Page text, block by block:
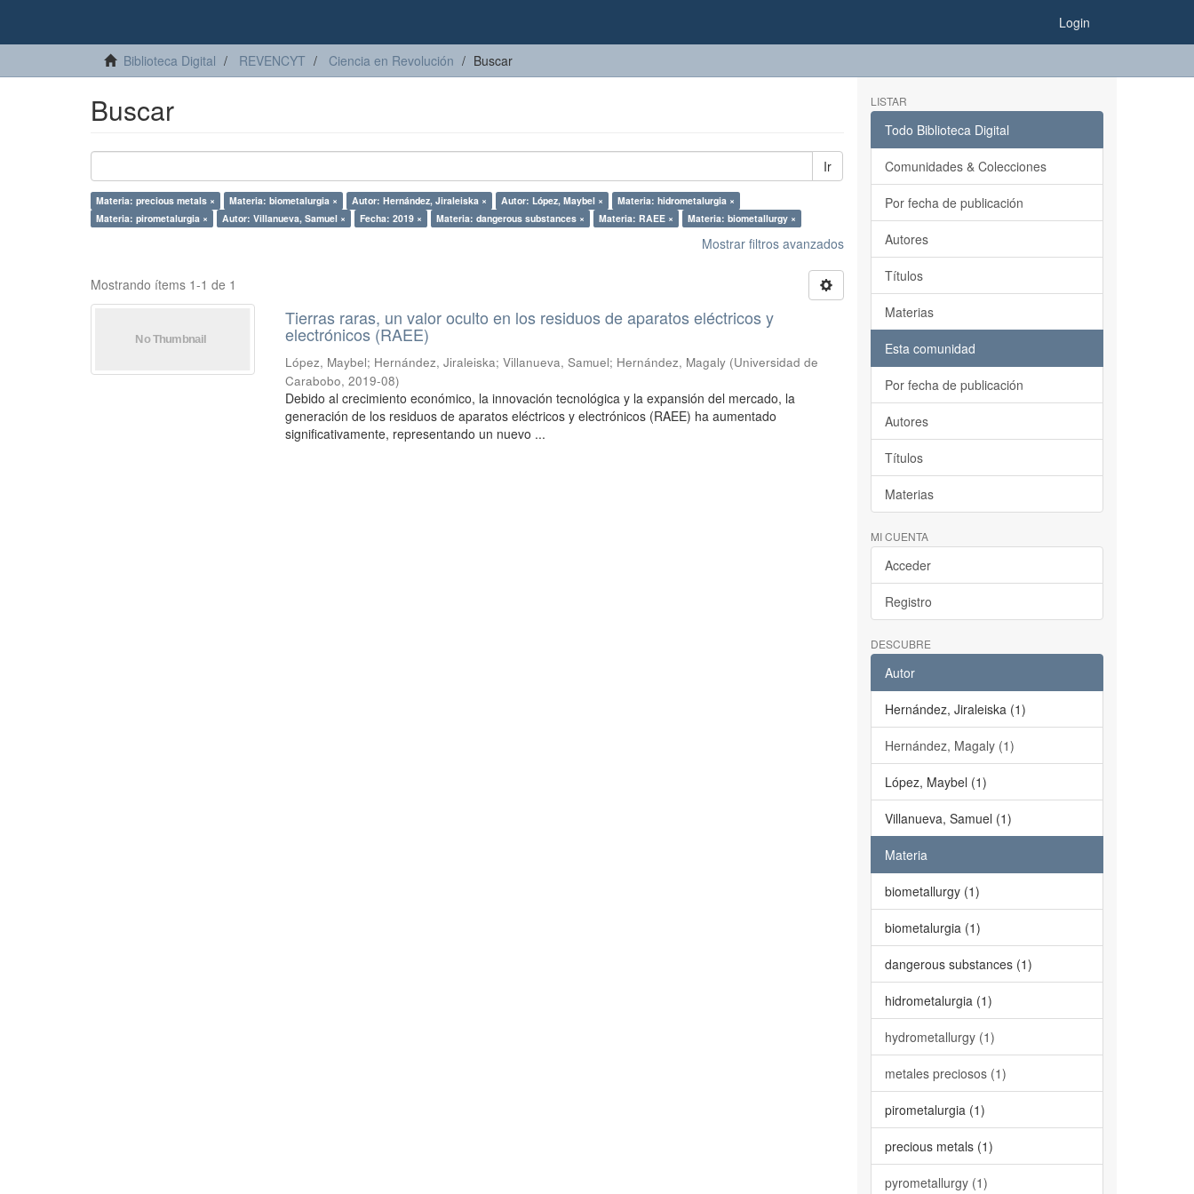
Login
Biblioteca Digital REVENCYT Ciencia en Revolución Buscar
Buscar
Ir
Materia: precious metals × Materia: biometalurgia × Autor: Hernández, Jiraleiska × Autor: López, Maybel ×
Materia: hidrometalurgia ×
Materia: pirometalurgia ×
Autor: Villanueva, Samuel × Fecha: 2019 × Materia: dangerous substances × Materia: RAEE × Materia: biometallurgy ×
Mostrar filtros avanzados
Mostrando ítems 1-1 de 1
Tierras raras, un valor oculto en los residuos de aparatos eléctricos y
electrónicos (RAEE)
López, Maybel; Hernández, Jiraleiska;Villanueva, Samuel; Hernández, Magaly (Universidad de
Carabobo,2019-08)
Debido al crecimiento económico, la innovación tecnológica y la expansión del mercado, la
generación de los residuos de aparatos eléctricos y electrónicos (RAEE) ha aumentado
significativamente, representando un nuevo ...
LISTAR
Todo Biblioteca Digital
Comunidades & Colecciones
Por fecha de publicación
Autores
Títulos
Materias
Esta comunidad
Por fecha de publicación
Autores
Títulos
Materias
MI CUENTA
Acceder
Registro
DESCUBRE
Autor
Hernández, Jiraleiska (1)
Hernández, Magaly (1)
López, Maybel (1)
Villanueva, Samuel (1)
Materia
biometallurgy (1)
biometalurgia (1)
dangerous substances (1)
hidrometalurgia (1)
hydrometallurgy (1)
metales preciosos (1)
pirometalurgia (1)
precious metals (1)
pyrometallurgy (1)